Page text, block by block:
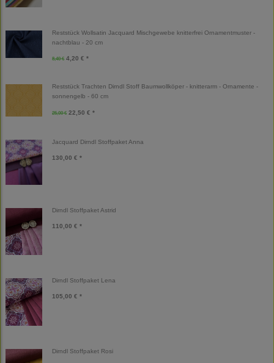
Reststück Wollsatin Jacquard Mischgewebe knitterfrei Ornamentmuster -
nachtblau - 20 cm
8,40 € 4,20 € *
Reststück Trachten Dirndl Stoff Baumwollköper - knitterarm - Ornamente -
sonnengelb - 60 cm
25,00 € 22,50 € *
Jacquard Dirndl Stoffpaket Anna
130,00 € *
Dirndl Stoffpaket Astrid
110,00 € *
Dirndl Stoffpaket Lena
105,00 € *
Dirndl Stoffpaket Rosi